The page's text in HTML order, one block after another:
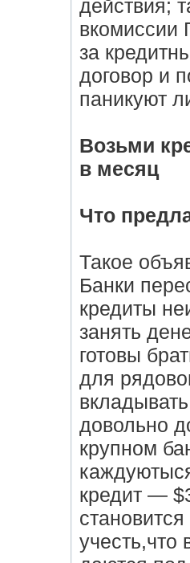
действия;
вкомиссии
за
договор и
паникуют
Возьми
в месяц
Что
Такое
Банки
кредиты
занять
готовы
для
довольно
крупном
кредит —
учесть,что